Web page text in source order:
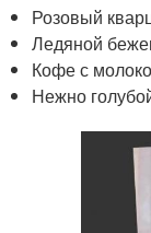
Розовый
Ледяной
Кофе с
Нежно